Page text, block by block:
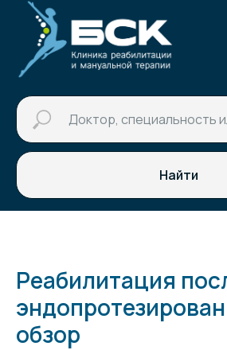
Найти
Реабилитация
обзор